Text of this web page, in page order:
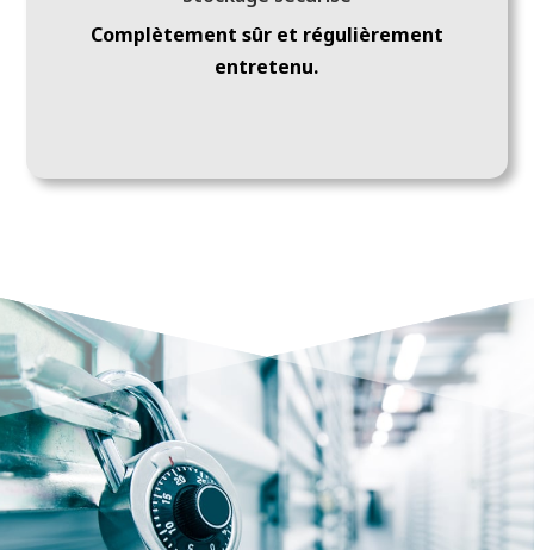
Complètement sûr et régulièrement
entretenu.